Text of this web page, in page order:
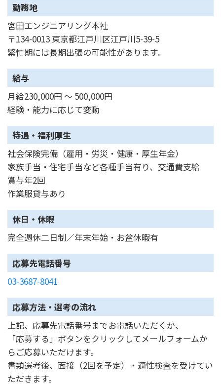
勤務地
宮田エンジニアリング本社
〒134-0013 東京都江戸川区江戸川5-39-5
繁忙期には長期出張の可能性があります。
給与
月給230,000円 ～ 500,000円
経験・能力に応じて変動
待遇・福利厚生
社会保険完備（雇用・労災・健康・厚生年金）
家族手当・住宅手当など各種手当有り、交通費支給
賞与年2回
作業服貸与あり
休日・休暇
完全週休二日制／年末年始・お盆休暇有
応募先電話番号
03-3687-8041
応募方法・選考の流れ
上記、応募先電話番号までお電話いただくか、
「応募する」ボタンをクリックしてメールフォームか
らご応募いただけます。
書類選考後、面接（2回を予定）・適性検査を受けてい
ただきます。